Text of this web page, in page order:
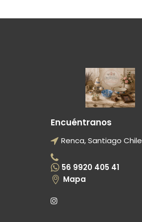
Encuéntranos
Renca, Santiago Chile
56 9920 405 41
Mapa